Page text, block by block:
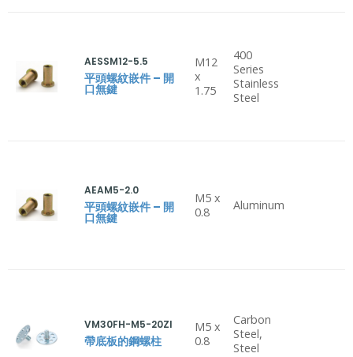
AESSM12-5.5
平頭螺紋嵌件 – 開
口無鍵
M12
x
1.75
400
Series
Stainless
Steel
AEAM5-2.0
平頭螺紋嵌件 – 開
口無鍵
M5 x
0.8
Aluminum
VM30FH-M5-20ZI
帶底板的鋼螺柱
M5 x
0.8
Carbon
Steel,
Steel